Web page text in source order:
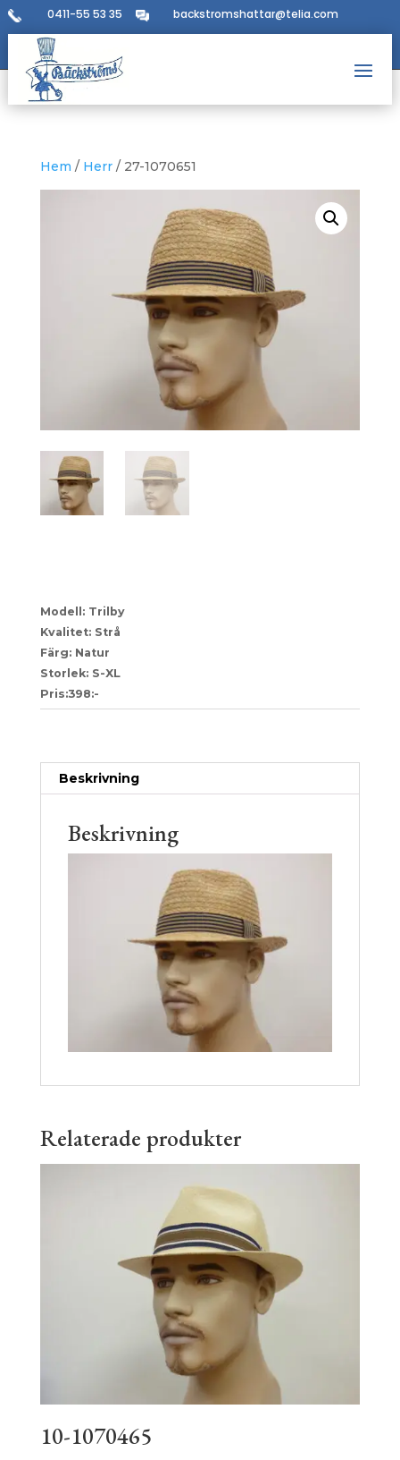
0411-55 53 35 backstromshattar@telia.com
Hem / Herr/ 27-1070651
Modell: Trilby
Kvalitet: Strå
Färg: Natur
Storlek: S-XL
Pris:398:-
Beskrivning
Beskrivning
Relaterade produkter
10-1070465